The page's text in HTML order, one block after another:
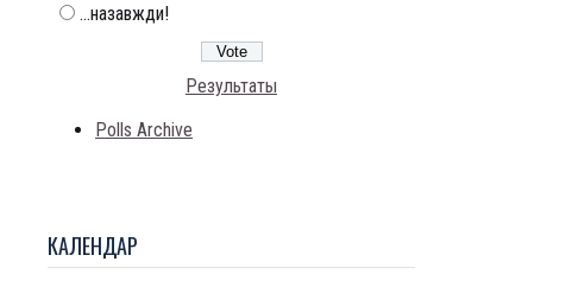
...назавжди!
Результаты
Polls Archive
КАЛЕНДАР